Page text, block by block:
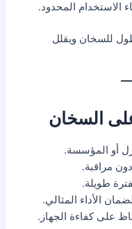
الاستخدام المحدود.
للسخان ويقلل
السخان
أو المؤسسة.
مراقبة.
طويلة.
على كفاءة الجهاز.